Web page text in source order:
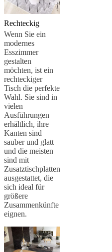
Rechteckig
Wenn Sie ein
modernes
Esszimmer
gestalten
möchten, ist ein
rechteckiger
Tisch die perfekte
Wahl. Sie sind in
vielen
Ausführungen
erhältlich, ihre
Kanten sind
sauber und glatt
und die meisten
sind mit
Zusatztischplatten
ausgestattet, die
sich ideal für
größere
Zusammenkünfte
eignen.